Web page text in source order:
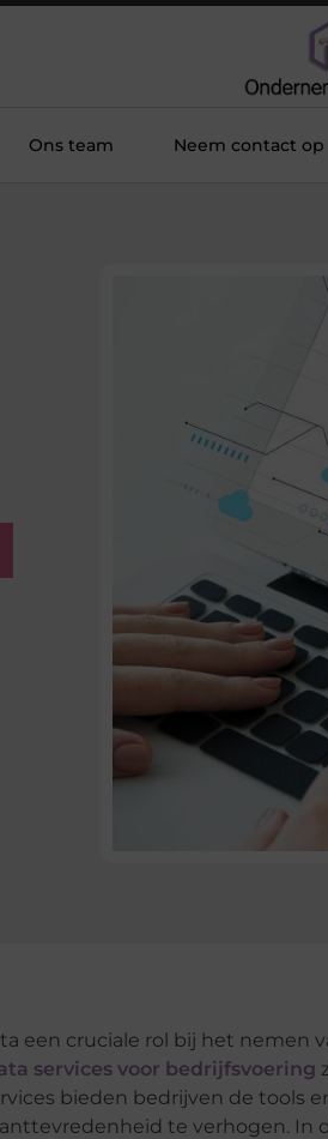
Ons team Neem contact op
een cruciale rol bij het nemen
services voor bedrijfsvoering
bieden bedrijven de tools
te verhogen. In